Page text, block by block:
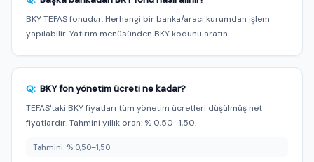
BKY TEFAS fonudur. Herhangi bir banka/aracı kurumdan işlem
yapılabilir. Yatırım menüsünden BKY kodunu aratın.
Q: BKY fon yönetim ücreti ne kadar?
TEFAS'taki BKY fiyatları tüm yönetim ücretleri düşülmüş net
fiyatlardır. Tahmini yıllık oran: % 0,50–1,50.
Tahmini: % 0,50–1,50